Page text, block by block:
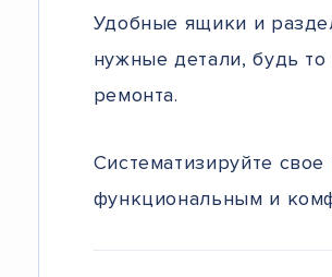
Удобные ящики и
нужные детали, будь
ремонта.
Систематизируйте
функциональным и